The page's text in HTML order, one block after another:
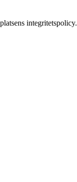
integritetspolicy.